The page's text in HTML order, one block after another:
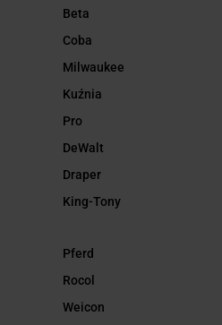
Beta
Coba
Milwaukee
Kuźnia
Pro
DeWalt
Draper
King-Tony
Pferd
Rocol
Weicon